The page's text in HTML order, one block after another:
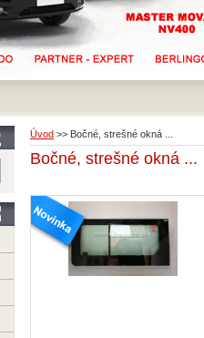
Úvod >> Bočné, strešné okná ...
Bočné, strešné okná ...